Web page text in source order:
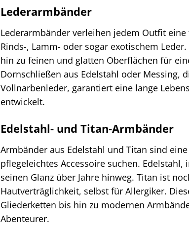
Lederarmbänder
Lederarmbänder verleihen jedem Outfit
Rinds-, Lamm- oder sogar exotischem
hin zu feinen und glatten Oberflächen für
Dornschließen aus Edelstahl oder Messing,
Vollnarbenleder, garantiert eine lange
entwickelt.
Edelstahl- und Titan-Armbänder
Armbänder aus Edelstahl und Titan sind
pflegeleichtes Accessoire suchen.
seinen Glanz über Jahre hinweg. Titan ist
Hautverträglichkeit, selbst für Allergiker.
Gliederketten bis hin zu modernen
Abenteurer.